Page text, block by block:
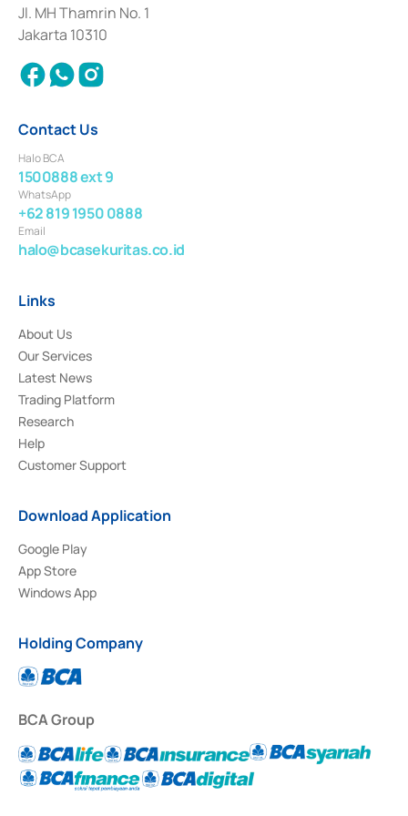
Institution for the Issuance, Transaction, and Administration and
Settlement of Commercial Paper Transactions whose license was issued in
2018.
Jl. MH Thamrin No. 1
Jakarta 10310
Contact Us
Halo BCA
1500888 ext 9
WhatsApp
+62 819 1950 0888
Email
halo@bcasekuritas.co.id
Links
About Us
Our Services
Latest News
Trading Platform
Research
Help
Customer Support
Download Application
Google Play
App Store
Windows App
Holding Company
BCA Group